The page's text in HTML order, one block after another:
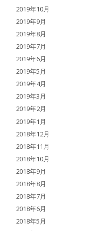
2019年10月
2019年9月
2019年8月
2019年7月
2019年6月
2019年5月
2019年4月
2019年3月
2019年2月
2019年1月
2018年12月
2018年11月
2018年10月
2018年9月
2018年8月
2018年7月
2018年6月
2018年5月